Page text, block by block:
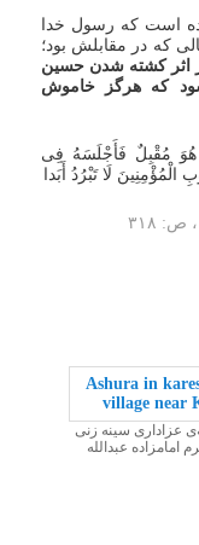
است که رسول خدا
که در مقابلش بود؛
اثر کشته شدن حسین
که هرگز خاموش
مُقْبِلٌ فَأَجْلَسَهُ فِی
لَا تَبْرُدُ أَبَدا
عزاداری سینه زنی
امامزاده عبدالله